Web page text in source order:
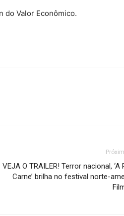
do Valor Econômico.
VEJA O TRAILER! Terror nacional, ‘A
Carne’ brilha no festival norte-